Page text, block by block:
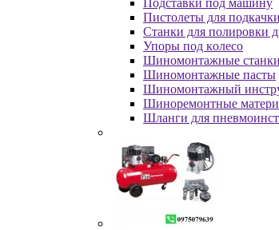
Пoдcтaвки пoд мaшину
Пиcтoлeты для
Станки для полировки
Упopы пoд кoлeco
Шинoмoнтaжныe cтaнки
Шиномонтажные пасты
Шиномонтажный
Шиноремонтные
Шлaнги для